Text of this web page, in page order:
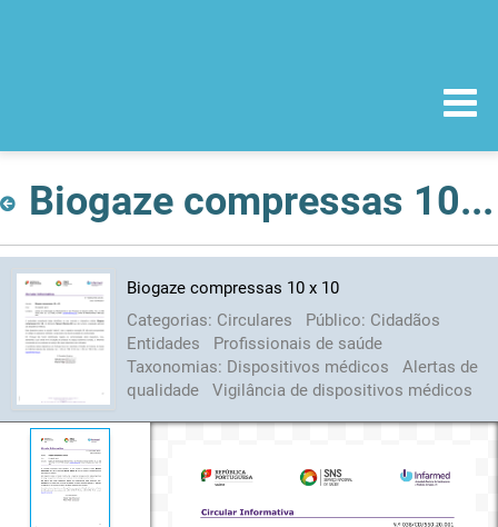
Biogaze compressas 10 x 10
Biogaze compressas 10 x 10
Categorias: Circulares Público: Cidadãos
Entidades
Profissionais de saúde
Taxonomias: Dispositivos médicos
Alertas de
qualidade
Vigilância de dispositivos médicos